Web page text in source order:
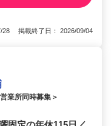
28 掲載終了日： 2026/09/04
業所同時募集＞